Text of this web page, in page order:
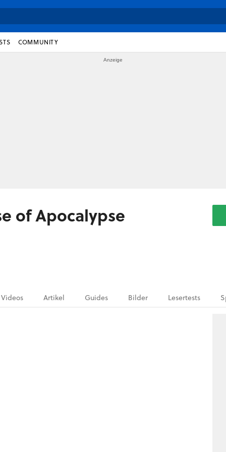
COMMUNITY
of Apocalypse
Videos Artikel Guides Bilder Lesertests